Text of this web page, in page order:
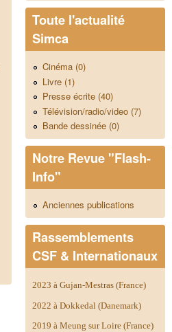
Toute l'actualité
Simca
Cinéma (0)
Livre (1)
Presse écrite (40)
Télévision/radio/video (7)
Bande dessinée (0)
Notre Revue "Flash-
Info"
Anciennes publications
Rassemblements
CSF & Internationaux
2023 à Gujan-Mestras (France)
2022 à Dokkedal (Danemark)
2019 à Meung sur Loire (France)